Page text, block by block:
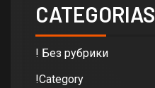
CATEGORIAS
! Без рубрики
!Category